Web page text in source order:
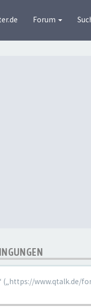
Forum
(„https://www.qtalk.de/